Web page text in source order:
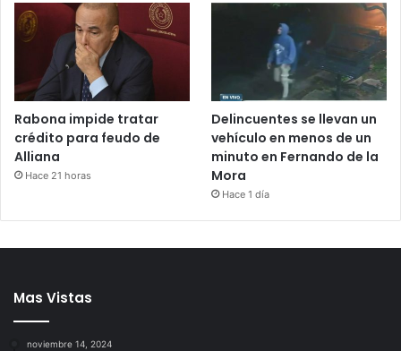
Rabona impide tratar
crédito para feudo de
Alliana
Hace 21 horas
Delincuentes se llevan un
vehículo en menos de un
minuto en Fernando de la
Mora
Hace 1 día
Mas Vistas
noviembre 14, 2024